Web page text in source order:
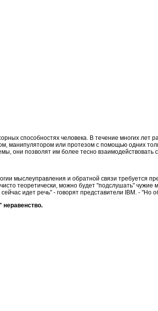
способностях человека. В течение многих
манипулятором или протезом с помощью одних
они позволят им более тесно
мыслеуправления и обратной связи требуется
теоретически, можно будет "подслушать"
идет речь" - говорят представители IBM. - "Но